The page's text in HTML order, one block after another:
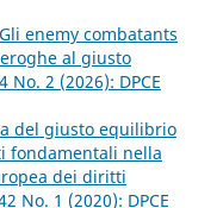
Gli enemy combatants
al giusto
No. 2 (2026): DPCE
del giusto equilibrio
fondamentali nella
dei diritti
No. 1 (2020): DPCE